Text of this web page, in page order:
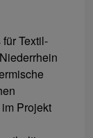
Textil-
Projekt